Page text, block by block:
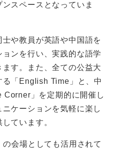
スペースとなっていま
や教員が英語や中国語を
ンを行い、実践的な語学
す。また、全ての公益大
「English Time」と、中
Corner」を定期的に開催し
ケーションを気軽に楽し
ています。
会場としても活用されて